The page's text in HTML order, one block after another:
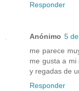
Responder
Anónimo 5
me parece
me gusta a mi
y regadas de
Responder